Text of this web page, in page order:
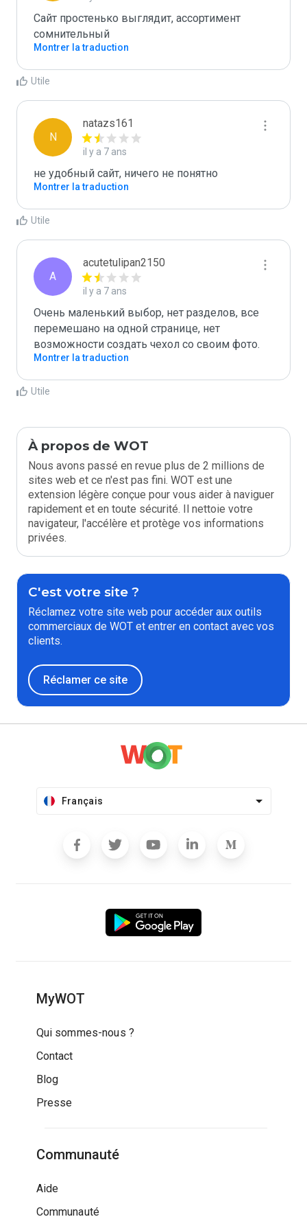
Сайт простенько выглядит, ассортимент
сомнительный
Montrer la traduction
Utile
N
natazs161
il y a 7 ans
не удобный сайт, ничего не понятно
Montrer la traduction
Utile
A
acutetulipan2150
il y a 7 ans
Очень маленький выбор, нет разделов, все
перемешано на одной странице, нет
возможности создать чехол со своим фото.
Montrer la traduction
Utile
À propos de WOT
Nous avons passé en revue plus de 2 millions de
sites web et ce n'est pas fini. WOT est une
extension légère conçue pour vous aider à naviguer
rapidement et en toute sécurité. Il nettoie votre
navigateur, l'accélère et protège vos informations
privées.
C'est votre site ?
Réclamez votre site web pour accéder aux outils
commerciaux de WOT et entrer en contact avec vos
clients.
Réclamer ce site
Français
MyWOT
Qui sommes-nous ?
Contact
Blog
Presse
Communauté
Aide
Communauté